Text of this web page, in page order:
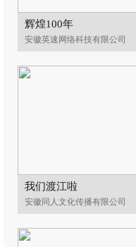
辉煌100年
安徽英速网络科技有限公司
我们渡江啦
安徽同人文化传播有限公司